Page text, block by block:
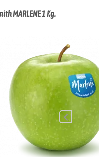
MARLENE 1 Kg.